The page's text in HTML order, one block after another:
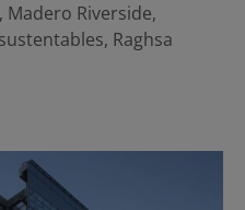
, Madero Riverside,
, Raghsa